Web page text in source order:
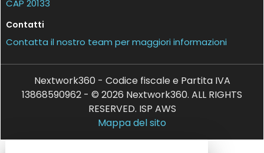
CAP 20133
Contatti
Contatta il nostro team per maggiori informazioni
Nextwork360 - Codice fiscale e Partita IVA
13868590962 - © 2026 Nextwork360. ALL RIGHTS
RESERVED. ISP AWS
Mappa del sito